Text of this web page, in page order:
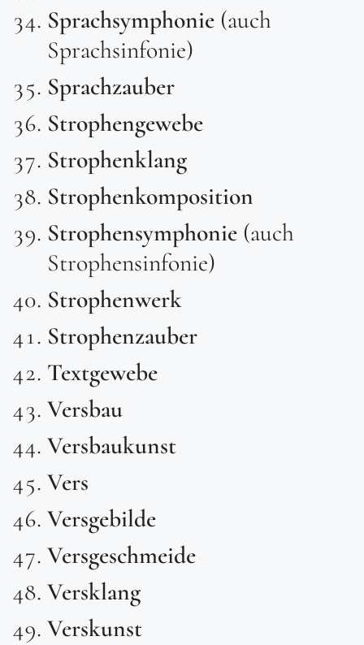
Sprachsymphonie (auch
Sprachsinfonie)
Sprachzauber
Strophengewebe
Strophenklang
Strophenkomposition
Strophensymphonie (auch
Strophensinfonie)
Strophenwerk
Strophenzauber
Textgewebe
Versbau
Versbaukunst
Vers
Versgebilde
Versgeschmeide
Versklang
Verskunst